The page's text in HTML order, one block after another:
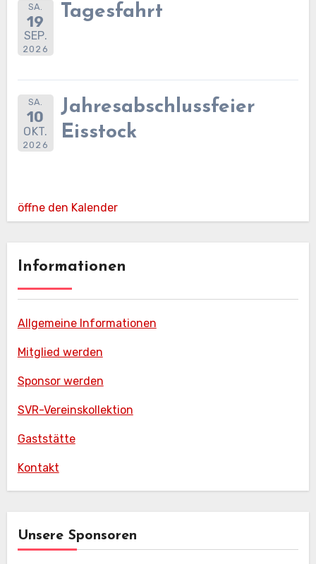
SA.
19
SEP.
2026
Tagesfahrt
SA.
10
OKT.
2026
Jahresabschlussfeier
Eisstock
öffne den Kalender
Informationen
Allgemeine Informationen
Mitglied werden
Sponsor werden
SVR-Vereinskollektion
Gaststätte
Kontakt
Unsere Sponsoren